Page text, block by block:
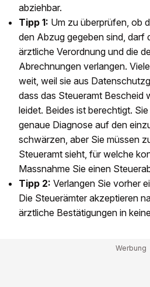
abziehbar.
Tipp 1: Um zu überprüfen, ob
den Abzug gegeben sind, darf
ärztliche Verordnung und die
Abrechnungen verlangen.
weit, weil sie aus
dass das Steueramt Bescheid
leidet. Beides ist berechtigt.
genaue Diagnose auf den
schwärzen, aber Sie müssen
Steueramt sieht, für welche
Massnahme Sie einen
Tipp 2: Verlangen Sie vorher
Die Steuerämter akzeptieren
ärztliche Bestätigungen in